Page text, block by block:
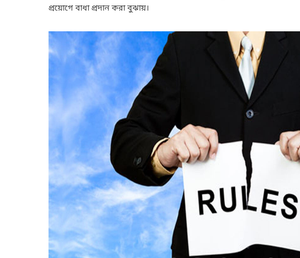
প্রয়োগে বাধা প্রদান করা বুঝায়।